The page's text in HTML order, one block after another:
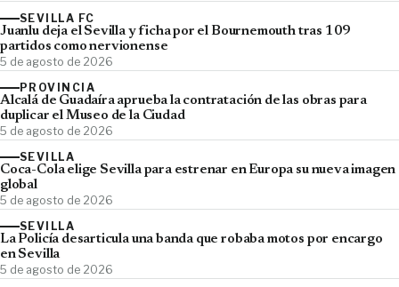
SEVILLA FC
Juanlu deja el Sevilla y ficha por el Bournemouth tras 109
partidos como nervionense
5 de agosto de 2026
PROVINCIA
Alcalá de Guadaíra aprueba la contratación de las obras para
duplicar el Museo de la Ciudad
5 de agosto de 2026
SEVILLA
Coca-Cola elige Sevilla para estrenar en Europa su nueva imagen
global
5 de agosto de 2026
SEVILLA
La Policía desarticula una banda que robaba motos por encargo
en Sevilla
5 de agosto de 2026